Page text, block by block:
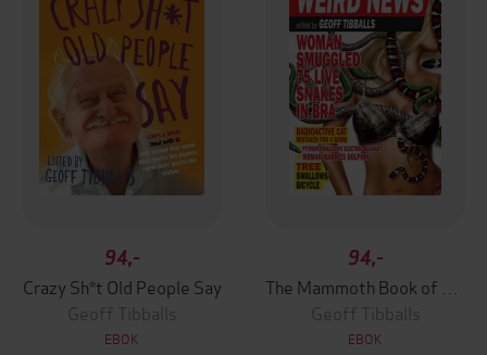
94,-
Crazy Sh*t Old People Say
Geoff Tibballs
EBOK
94,-
Geoff Tibballs
EBOK